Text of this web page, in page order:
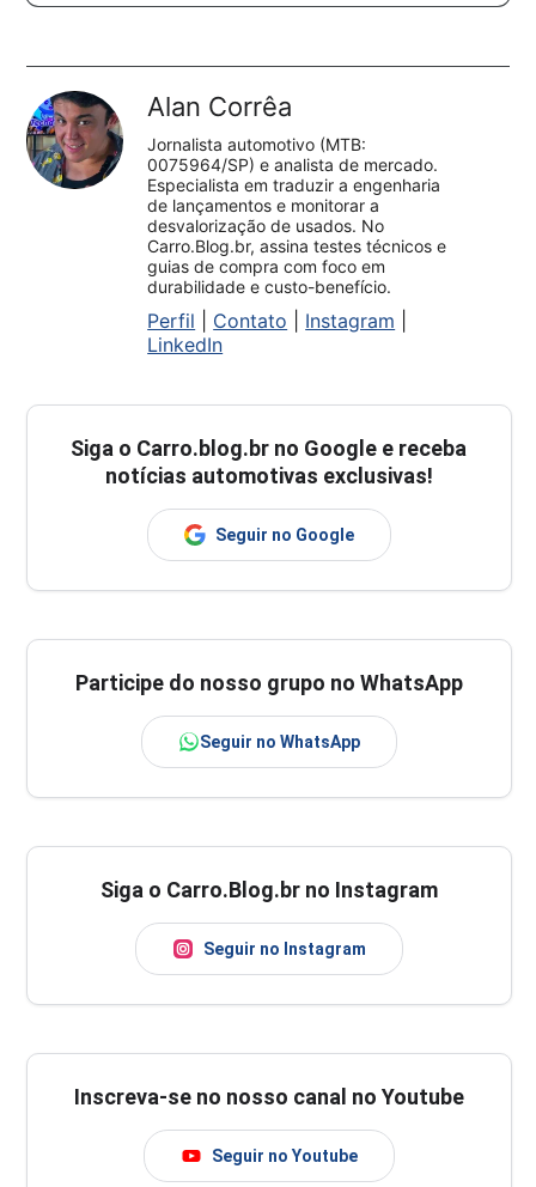
Alan Corrêa
Jornalista automotivo (MTB:
0075964/SP) e analista de mercado.
Especialista em traduzir a engenharia
de lançamentos e monitorar a
desvalorização de usados. No
Carro.Blog.br, assina testes técnicos e
guias de compra com foco em
durabilidade e custo-benefício.
Perfil Contato Instagram
LinkedIn
Siga o Carro.blog.br no Google e receba
notícias automotivas exclusivas!
Seguir no Google
Participe do nosso grupo no WhatsApp
Seguir no WhatsApp
Siga o Carro.Blog.br no Instagram
Seguir no Instagram
Inscreva-se no nosso canal no Youtube
Seguir no Youtube